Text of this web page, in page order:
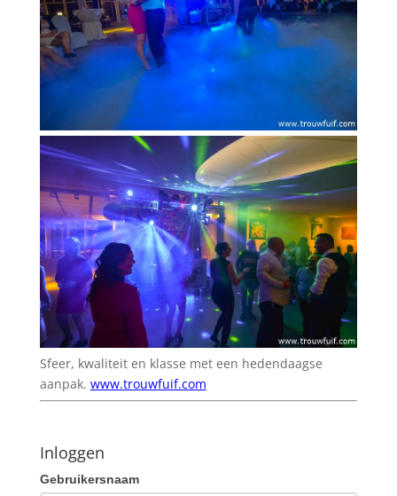
Sfeer, kwaliteit en klasse met een hedendaagse
aanpak. www.trouwfuif.com
Inloggen
Gebruikersnaam